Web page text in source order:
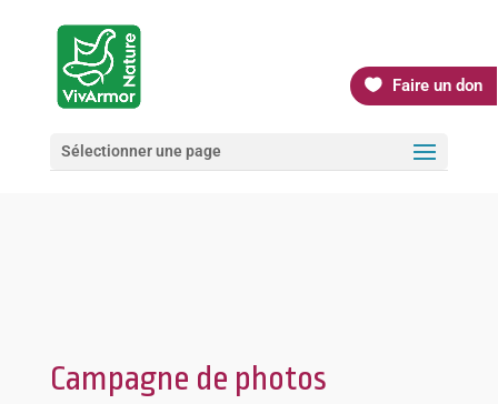
Faire un don
Sélectionner une page
Campagne de photos